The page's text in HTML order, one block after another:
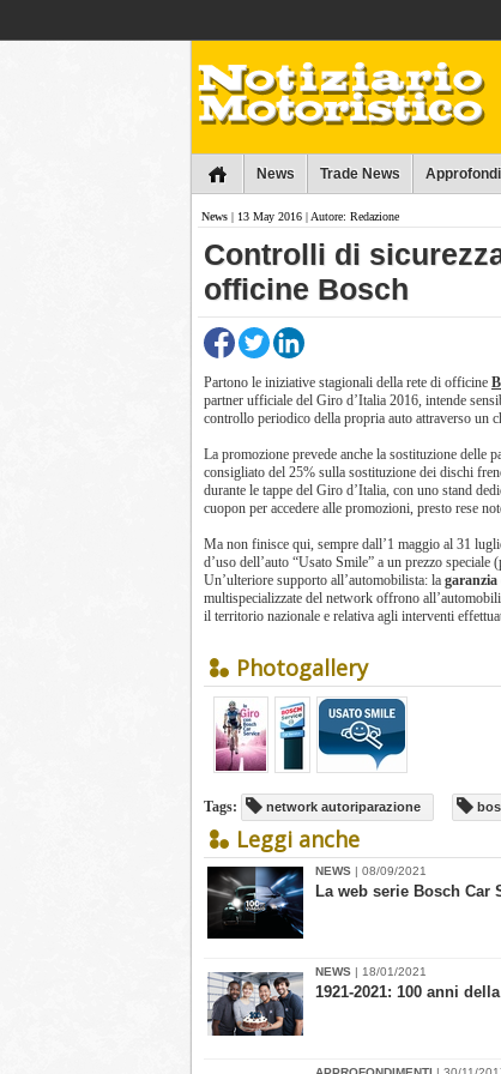
News Trade News
News | 13 May 2016 | Autore: Redazione
Controlli di
officine Bosch
Partono le iniziative stagionali della rete di officine
partner ufficiale del Giro d’Italia 2016, intende
controllo periodico della propria auto attraverso un
La promozione prevede anche la sostituzione delle
consigliato del 25% sulla sostituzione dei dischi
durante le tappe del Giro d’Italia, con uno stand
cuopon per accedere alle promozioni, presto rese
Ma non finisce qui, sempre dall’1 maggio al 31
d’uso dell’auto “Usato Smile” a un prezzo speciale
Un’ulteriore supporto all’automobilista: la garanzia
multispecializzate del network offrono
il territorio nazionale e relativa agli interventi
Photogallery
Tags: network autoriparazione
Leggi anche
NEWS | 08/09/2021
​La web serie Bosch
NEWS | 18/01/2021
1921-2021: 100 anni